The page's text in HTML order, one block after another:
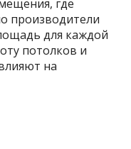
где
производители
для каждой
потолков и
на